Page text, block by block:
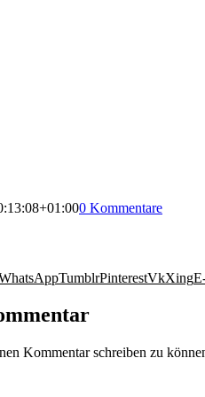
0 Kommentare
TumblrPinterestVkXing
Kommentar schreiben zu